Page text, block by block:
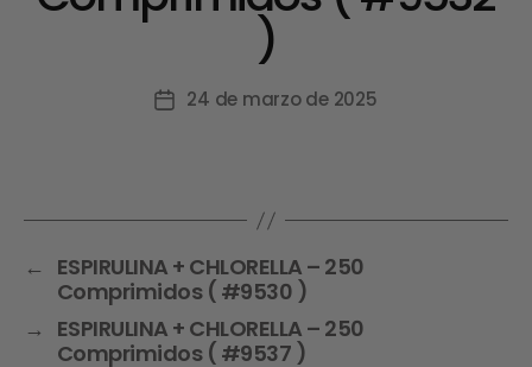
)
24 de marzo de 2025
← ESPIRULINA + CHLORELLA – 250
Comprimidos ( #9530 )
→ ESPIRULINA + CHLORELLA – 250
Comprimidos ( #9537 )